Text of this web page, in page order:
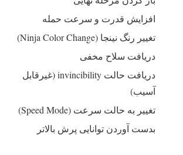
افزایش قدرت و سرعت حمله
تغییر رنگ نینجا (Ninja Color Change)
دریافت سلاح مخفی
دریافت حالت invincibility (غیرقابل
آسیب)
تغییر به حالت سرعت (Speed Mode)
بدست آوردن توانایی پرش بالاتر